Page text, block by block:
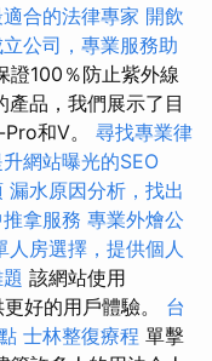
合的法律專家 開飲
立公司，專業服務助
證100％防止紫外線
產品，我們展示了目
和V。 尋找專業律
網站曝光的SEO
漏水原因分析，找出
拿服務 專業外燴公
人房選擇，提供個人
該網站使用
好的用戶體驗。 台
士林整復療程 單擊